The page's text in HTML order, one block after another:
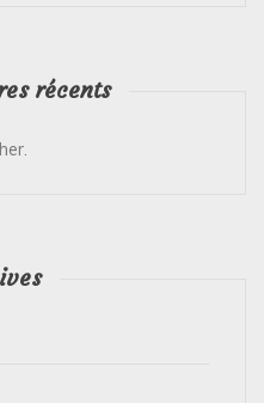
récents